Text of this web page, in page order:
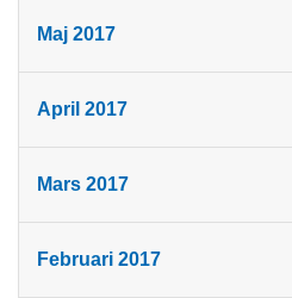
Maj 2017
April 2017
Mars 2017
Februari 2017